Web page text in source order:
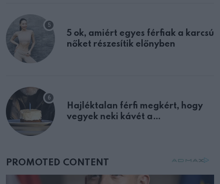
5 ok, amiért egyes férfiak a karcsú
nőket részesítik előnyben
Hajléktalan férfi megkért, hogy
vegyek neki kávét a